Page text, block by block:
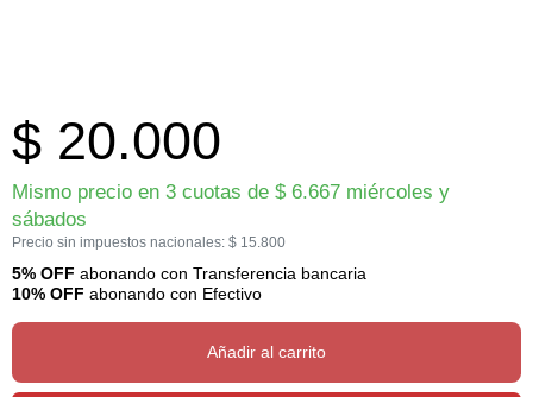
$ 20.000
Mismo precio en 3 cuotas de $6.667 miércoles y
sábados
Precio sin impuestos nacionales: $ 15.800
5% OFF abonando con Transferencia bancaria
10% OFF abonando con Efectivo
Añadir al carrito